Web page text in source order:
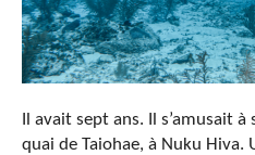
Il avait sept ans. Il s’amusait
quai de Taiohae, à Nuku Hiva.